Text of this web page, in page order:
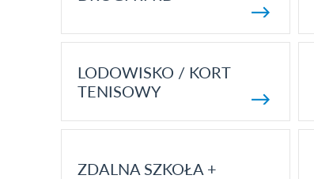
LODOWISKO / KORT
TENISOWY
ZDALNA SZKOŁA +